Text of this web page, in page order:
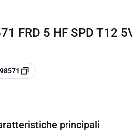
FRD 5 HF SPD T12
principali